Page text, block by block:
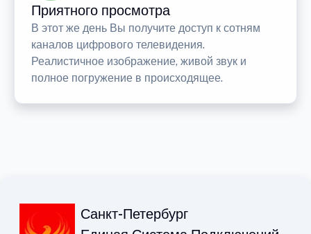
Приятного просмотра
В этот же день Вы получите доступ к сотням
каналов цифрового телевидения.
Реалистичное изображение, живой звук и
полное погружение в происходящее.
Санкт-Петербург